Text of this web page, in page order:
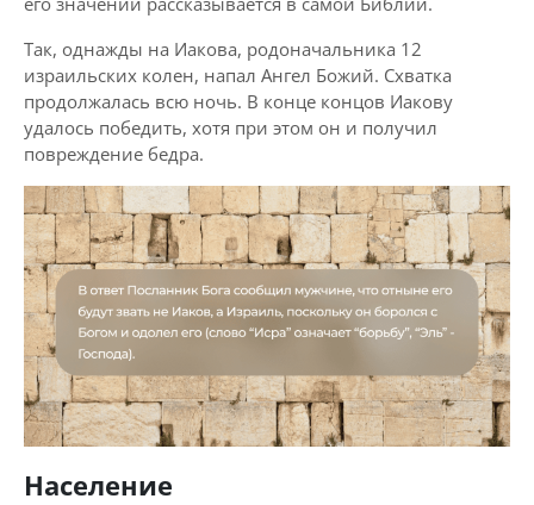
Так, однажды на Иакова, родоначальника 12
израильских колен, напал Ангел Божий. Схватка
продолжалась всю ночь. В конце концов Иакову
удалось победить, хотя при этом он и получил
повреждение бедра.
Население